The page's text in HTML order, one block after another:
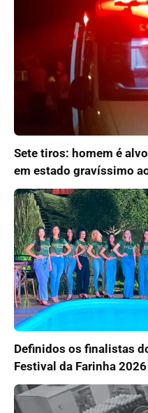
Sete tiros: homem é
em estado gravíssimo
Definidos os finalistas
Festival da Farinha